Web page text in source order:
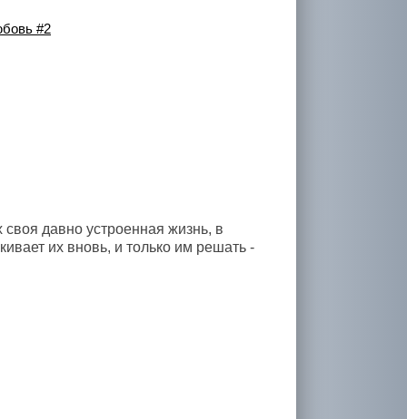
#2
давно устроенная жизнь, в
их вновь, и только им решать -